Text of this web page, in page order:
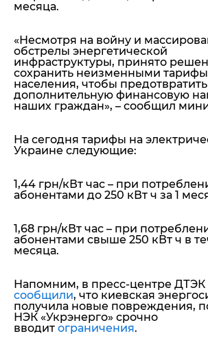
месяца.
«Несмотря на войну и
обстрелы энергетической
инфраструктуры, принято
сохранить неизменными
населения, чтобы предотвратить
дополнительную финансовую
наших граждан», – сообщил
На сегодня тарифы на
Украине следующие:
1,44 грн/кВт час – при
абонентами до 250 кВт ч за 1
1,68 грн/кВт час – при
абонентами свыше 250 кВт ч в
месяца.
Напомним, в пресс-центре ДТЭК
сообщили, что киевская
получила новые повреждения,
НЭК «Укрэнерго» срочно
вводит ограничения.